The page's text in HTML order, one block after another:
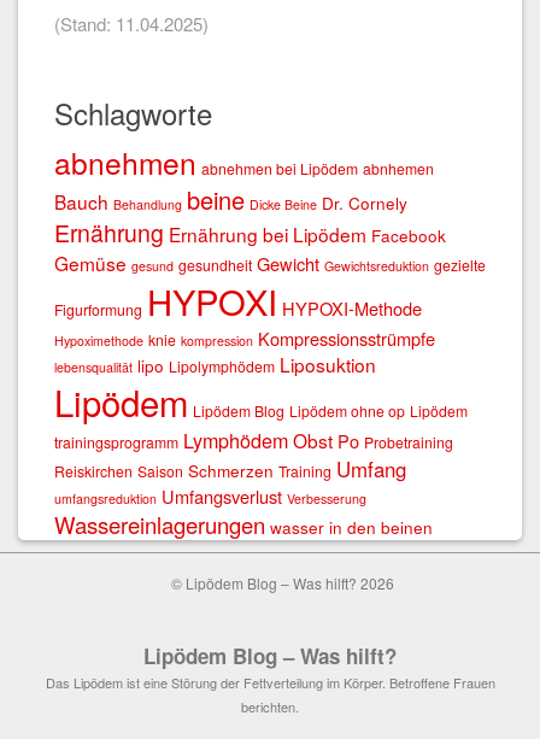
(Stand: 11.04.2025)
Schlagworte
abnehmen abnehmen bei Lipödem abnhemen
Bauch Behandlung beine Dicke Beine Dr. Cornely
Ernährung Ernährung bei Lipödem Facebook
Gemüse gesund gesundheit Gewicht Gewichtsreduktion gezielte
Figurformung HYPOXI HYPOXI-Methode
Hypoximethode knie kompression Kompressionsstrümpfe
lebensqualität lipo Lipolymphödem Liposuktion
Lipödem Lipödem Blog Lipödem ohne op Lipödem
trainingsprogramm LymphödemObst Po Probetraining
Reiskirchen Saison Schmerzen Training Umfang
umfangsreduktion Umfangsverlust Verbesserung
Wassereinlagerungen wasser in den beinen
© Lipödem Blog – Was hilft? 2026
Lipödem Blog – Was hilft?
Das Lipödem ist eine Störung der Fettverteilung im Körper. Betroffene Frauen
berichten.